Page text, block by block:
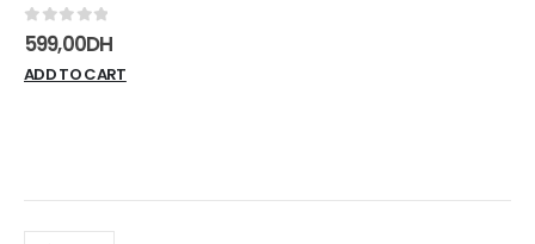
0sur 5
599,00DH
ADD TO CART